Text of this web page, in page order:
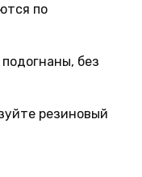
по
без
резиновый